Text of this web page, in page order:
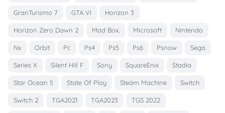
GranTurismo 7 GTA VI Horizon 3
Horizon Zero Dawn 2 Mad Box. Microsoft Nintendo
Nx Orbit Pc Ps4 Ps5 Ps6 Psnow Sega
Series X Silent Hill F Sony SquareEnix Stadia
Star Ocean 5 State Of Play Steam Machine Switch
Switch 2 TGA2021 TGA2023 TGS 2022